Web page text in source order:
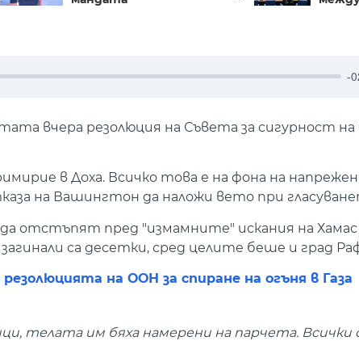
-
вчера резолюция на Съвета за сигурност
в Доха. Всичко това е на фона на
на Вашингтон да наложи вето при
отстъпят пред "измамните" искания на Хамас
са десетки, сред целите беше и град
на ООН за спиране на огъня в Газа
телата им бяха намерени на парчета. Всички